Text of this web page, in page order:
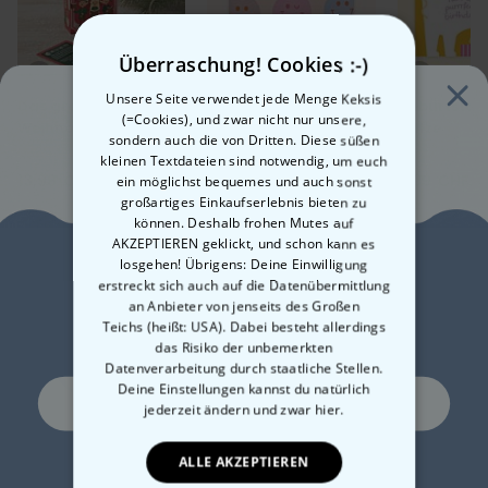
Chillen oder als Geschenk für Tierliebhaber. Jeder Hoodie ist ein
Unikat
– und eine kleine Hommage an deinen treuen
Begleiter. Kurz: dein Pet, dein Stil, dein Comic-Moment.
Vegan zertifiziert
Faire Arbeitsbedingungen & Klimaschonende Produktion
Bedruckt in Österreich
Maßabweichungen gegenüber der Maßtabelle bis zu ca. +/-5%
Weihnachtsquiz
Geschenkkarte
Smiley
7,99 CHF
Schon gesehen?
Diese Produkte könnten dich auch interessieren
Überraschung! Cookies :-)
Unsere Seite verwendet jede Menge Keksis
(=Cookies), und zwar nicht nur unsere,
sondern auch die von Dritten. Diese süßen
kleinen Textdateien sind notwendig, um euch
ein möglichst bequemes und auch sonst
großartiges Einkaufserlebnis bieten zu
können. Deshalb frohen Mutes auf
AKZEPTIEREN geklickt, und schon kann es
losgehen! Übrigens: Deine Einwilligung
erstreckt sich auch auf die Datenübermittlung
an Anbieter von jenseits des Großen
Teichs (heißt: USA). Dabei besteht allerdings
das Risiko der unbemerkten
Datenverarbeitung durch staatliche Stellen.
Deine Einstellungen kannst du natürlich
jederzeit ändern und zwar hier.
ALLE AKZEPTIEREN
Lust auf
10% Rabatt?
Ja, gerne!
Ne, ich mag keine Rabatte